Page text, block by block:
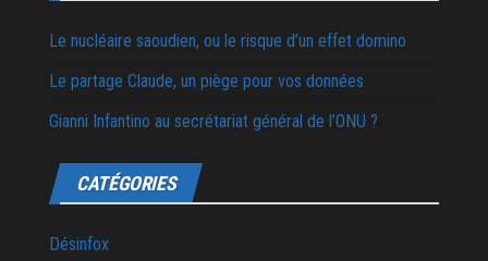
Le nucléaire saoudien, ou le risque d’un effet domino
Le partage Claude, un piège pour vos données
Gianni Infantino au secrétariat général de l’ONU ?
CATÉGORIES
Désinfox